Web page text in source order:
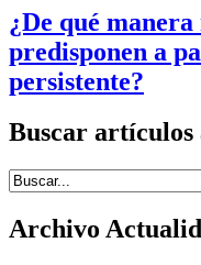
¿De qué manera
predisponen a
persistente?
Buscar artículos
Introduce términos de
Archivo